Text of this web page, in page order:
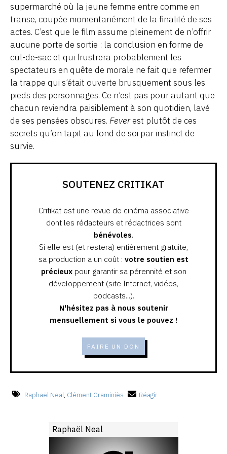
supermarché où la jeune femme entre comme en
transe, coupée momentanément de la finalité de ses
actes. C’est que le film assume pleinement de n’offrir
aucune porte de sortie : la conclusion en forme de
cul-de-sac et qui frustrera probablement les
spectateurs en quête de morale ne fait que refermer
la trappe qui s’était ouverte brusquement sous les
pieds des personnages. Ce n’est pas pour autant que
chacun reviendra paisiblement à son quotidien, lavé
de ses pensées obscures. Feverest plutôt de ces
secrets qu’on tapit au fond de soi par instinct de
survie.
SOUTENEZ CRITIKAT
Critikat est une revue de cinéma associative
dont les rédacteurs et rédactrices sont
bénévoles.
Si elle est (et restera) entièrement gratuite,
sa production a un coût : votre soutien est
précieuxpour garantir sa pérennité et son
développement (site Internet, vidéos,
podcasts...).
N'hésitez pas à nous soutenir
mensuellement si vous le pouvez !
FAIRE UN DON
Raphaël Neal, Clément Graminiès Réagir
Raphaël Neal